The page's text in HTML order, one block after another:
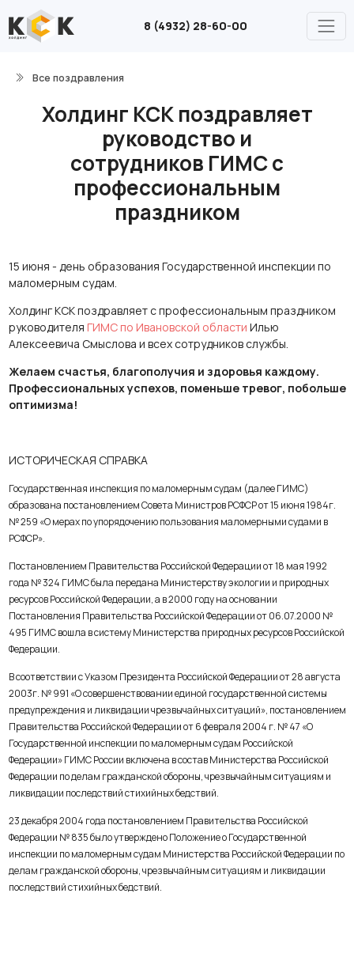
8 (4932) 28-60-00
Все поздравления
Холдинг КСК поздравляет
руководство и
сотрудников ГИМС с
профессиональным
праздником
15 июня - день образования Государственной инспекции по
маломерным судам.
Холдинг КСК поздравляет с профессиональным праздником
руководителя ГИМС по Ивановской области Илью
Алексеевича Смыслова и всех сотрудников службы.
Желаем счастья, благополучия и здоровья каждому.
Профессиональных успехов, поменьше тревог, побольше
оптимизма!
ИСТОРИЧЕСКАЯ СПРАВКА
Государственная инспекция по маломерным судам (далее ГИМС)
образована постановлением Совета Министров РСФСР от 15 июня 1984г.
№ 259 «О мерах по упорядочению пользования маломерными судами в
РСФСР».
Постановлением Правительства Российской Федерации от 18 мая 1992
года № 324 ГИМС была передана Министерству экологии и природных
ресурсов Российской Федерации, а в 2000 году на основании
Постановления Правительства Российской Федерации от 06.07.2000 №
495 ГИМС вошла в систему Министерства природных ресурсов Российской
Федерации.
В соответствии с Указом Президента Российской Федерации от 28 августа
2003г. № 991 «О совершенствовании единой государственной системы
предупреждения и ликвидации чрезвычайных ситуаций», постановлением
Правительства Российской Федерации от 6 февраля 2004 г. № 47 «О
Государственной инспекции по маломерным судам Российской
Федерации» ГИМС России включена в состав Министерства Российской
Федерации по делам гражданской обороны, чрезвычайным ситуациям и
ликвидации последствий стихийных бедствий.
23 декабря 2004 года постановлением Правительства Российской
Федерации № 835 было утверждено Положение о Государственной
инспекции по маломерным судам Министерства Российской Федерации по
делам гражданской обороны, чрезвычайным ситуациям и ликвидации
последствий стихийных бедствий.